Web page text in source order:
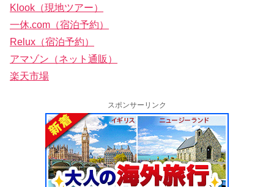
Klook（現地ツアー）
一休.com（宿泊予約）
Relux（宿泊予約）
アマゾン（ネット通販）
楽天市場
スポンサーリンク